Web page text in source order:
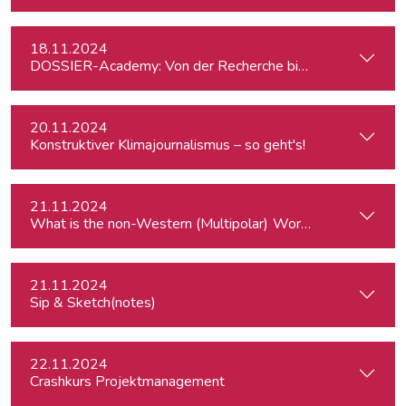
18.11.2024
DOSSIER-Academy: Von der Recherche bis zur
20.11.2024
Konstruktiver Klimajournalismus – so geht's!
21.11.2024
What is
21.11.2024
Sip & Sketch(notes)
22.11.2024
Crashkurs Projektmanagement